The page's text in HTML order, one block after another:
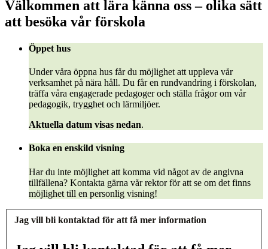
Välkommen att lära känna oss – olika sätt
att besöka vår förskola
Öppet hus
Under våra öppna hus får du möjlighet att uppleva vår
verksamhet på nära håll. Du får en rundvandring i förskolan,
träffa våra engagerade pedagoger och ställa frågor om vår
pedagogik, trygghet och lärmiljöer.
Aktuella datum visas nedan.
Boka en enskild visning
Har du inte möjlighet att komma vid något av de angivna
tillfällena? Kontakta gärna vår rektor för att se om det finns
möjlighet till en personlig visning!
Jag vill bli kontaktad för att få mer information